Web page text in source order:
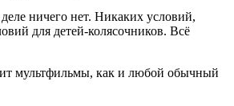
ничего нет. Никаких условий,
для детей-колясочников. Всё
мультфильмы, как и любой обычный